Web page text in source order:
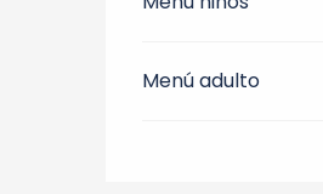
Menú adulto